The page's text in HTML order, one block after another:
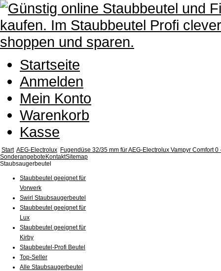
Startseite
Anmelden
Mein Konto
Warenkorb
Kasse
Start AEG-Electrolux Fugendüse 32/35 mm für AEG-Electrolux Vampyr Comfort 0
Sonderangebote KontaktSitemap
Staubsaugerbeutel
Staubbeutel geeignet für
Vorwerk
Swirl Staubsaugerbeutel
Staubbeutel geeignet für
Lux
Staubbeutel geeignet für
Kirby
Staubbeutel-Profi Beutel
Top-Seller
Alle Staubsaugerbeutel